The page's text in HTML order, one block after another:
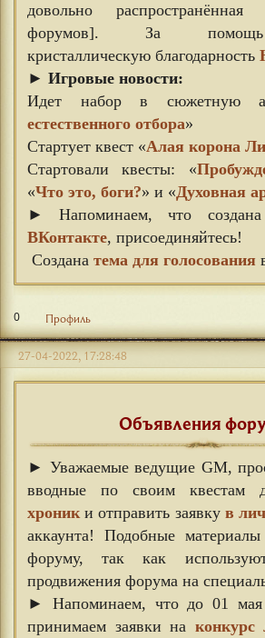
довольно
форумов]. За
кристаллическую благодарность
► Игровые новости:
Идет набор в сюжетную
естественного отбора»
Стартует квест «Алая корона
Стартовали квесты: «
«Что это, боги?» и «Духовная
► Напоминаем, что
ВКонтакте, присоединяйтесь!
Создана тема для голосования
0 Профиль
27-04-2022, 17:28:48
Объявления
► Уважаемые ведущие GM,
вводные по своим квестам
хроник и отправить заявку в
аккаунта! Подобные
форуму, так как
продвижения форума на
► Напоминаем, что до 01
принимаем заявки на конкурс